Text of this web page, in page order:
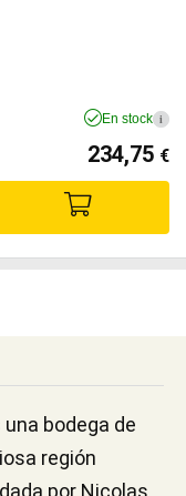
En stock i
234,75 €
bodega de
región
por Nicolas